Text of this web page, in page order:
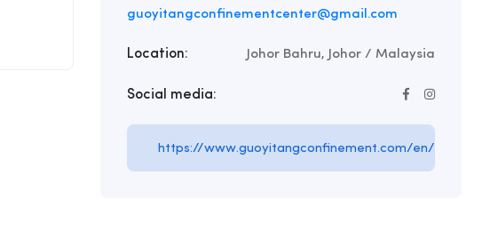
guoyitangconfinementcenter@gmail.com
Location: Johor Bahru, Johor / Malaysia
Social media:
https://www.guoyitangconfinement.com/en/